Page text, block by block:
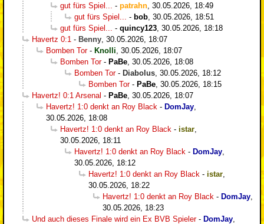
gut fürs Spiel...
- patrahn 30.05.2026, 18:49
gut fürs Spiel...
- bob 30.05.2026, 18:51
gut fürs Spiel...
- quincy123 30.05.2026, 18:18
Havertz 0:1 - Benny 30.05.2026, 18:07
Bomben Tor- Knolli 30.05.2026, 18:07
Bomben Tor- PaBe 30.05.2026, 18:08
Bomben Tor- Diabolus 30.05.2026, 18:12
Bomben Tor- PaBe 30.05.2026, 18:15
Havertz! 0:1 Arsenal - PaBe 30.05.2026, 18:07
Havertz! 1:0 denkt an Roy Black - DomJay
30.05.2026, 18:08
Havertz! 1:0 denkt an Roy Black - istar
30.05.2026, 18:11
Havertz! 1:0 denkt an Roy Black - DomJay
30.05.2026, 18:12
Havertz! 1:0 denkt an Roy Black - istar
30.05.2026, 18:22
Havertz! 1:0 denkt an Roy Black - DomJay
30.05.2026, 18:23
Und auch dieses Finale wird ein Ex BVB Spieler- DomJay